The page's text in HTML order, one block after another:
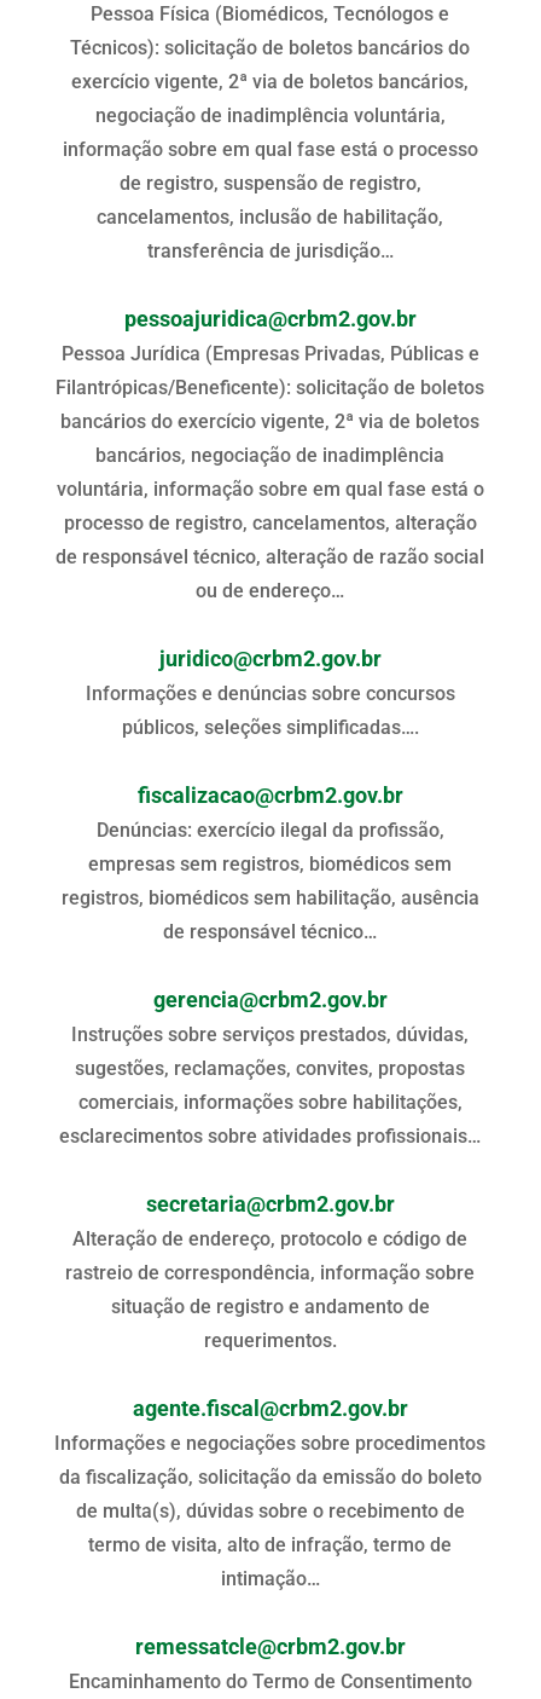
Pessoa Física (Biomédicos, Tecnólogos e
Técnicos): solicitação de boletos bancários do
exercício vigente, 2ª via de boletos bancários,
negociação de inadimplência voluntária,
informação sobre em qual fase está o processo
de registro, suspensão de registro,
cancelamentos, inclusão de habilitação,
transferência de jurisdição…
pessoajuridica@crbm2.gov.br
Pessoa Jurídica (Empresas Privadas, Públicas e
Filantrópicas/Beneficente): solicitação de boletos
bancários do exercício vigente, 2ª via de boletos
bancários, negociação de inadimplência
voluntária, informação sobre em qual fase está o
processo de registro, cancelamentos, alteração
de responsável técnico, alteração de razão social
ou de endereço…
juridico@crbm2.gov.br
Informações e denúncias sobre concursos
públicos, seleções simplificadas….
fiscalizacao@crbm2.gov.br
Denúncias: exercício ilegal da profissão,
empresas sem registros, biomédicos sem
registros, biomédicos sem habilitação, ausência
de responsável técnico…
gerencia@crbm2.gov.br
Instruções sobre serviços prestados, dúvidas,
sugestões, reclamações, convites, propostas
comerciais, informações sobre habilitações,
esclarecimentos sobre atividades profissionais…
secretaria@crbm2.gov.br
Alteração de endereço, protocolo e código de
rastreio de correspondência, informação sobre
situação de registro e andamento de
requerimentos.
agente.fiscal@crbm2.gov.br
Informações e negociações sobre procedimentos
da fiscalização, solicitação da emissão do boleto
de multa(s), dúvidas sobre o recebimento de
termo de visita, alto de infração, termo de
intimação…
remessatcle@crbm2.gov.br
Encaminhamento do Termo de Consentimento